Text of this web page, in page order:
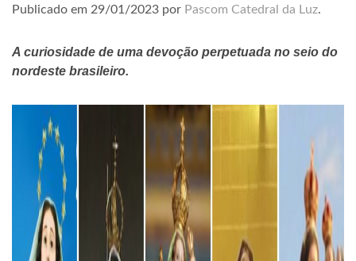
Publicado em 29/01/2023 por Pascom Catedral da Luz.
A curiosidade de uma devoção perpetuada no seio do
nordeste brasileiro.